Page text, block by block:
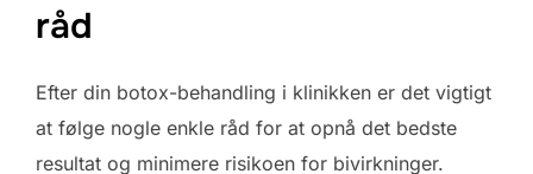
råd
Efter din botox-behandling i klinikken er det vigtigt
at følge nogle enkle råd for at opnå det bedste
resultat og minimere risikoen for bivirkninger.